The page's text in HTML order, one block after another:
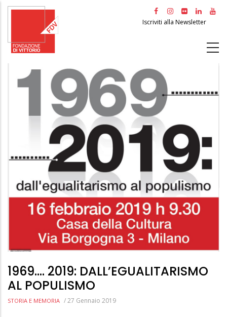
Salta
principale
Iscriviti alla Newsletter
1969…. 2019: DALL’EGUALITARISMO
AL POPULISMO
STORIA E MEMORIA /27 Gennaio 2019